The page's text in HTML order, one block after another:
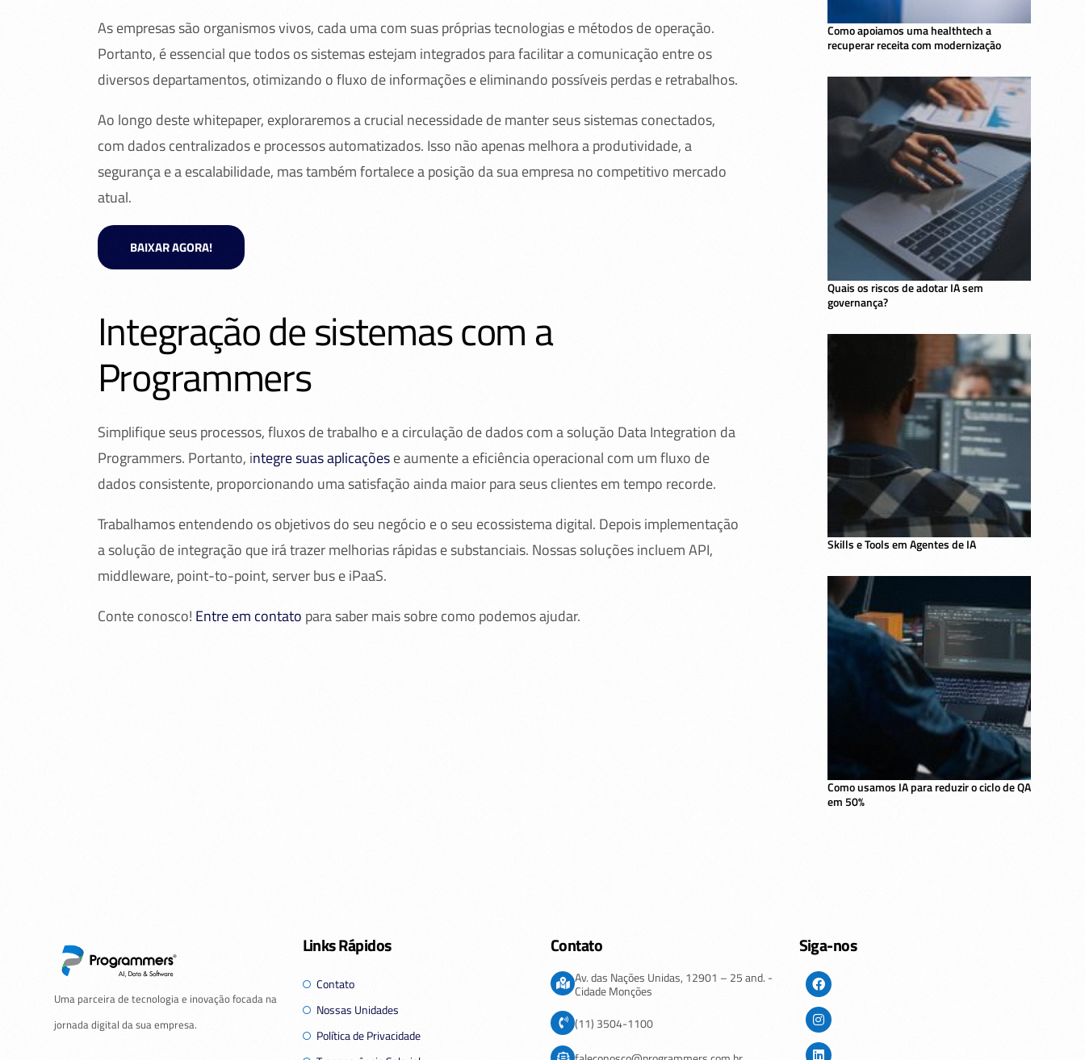
As empresas são organismos vivos, cada uma com suas próprias tecnologias e métodos de operação.
Portanto, é essencial que todos os sistemas estejam integrados para facilitar a comunicação entre os
diversos departamentos, otimizando o fluxo de informações e eliminando possíveis perdas e retrabalhos.
Ao longo deste whitepaper, exploraremos a crucial necessidade de manter seus sistemas conectados,
com dados centralizados e processos automatizados. Isso não apenas melhora a produtividade, a
segurança e a escalabilidade, mas também fortalece a posição da sua empresa no competitivo mercado
atual.
BAIXAR AGORA!
Integração de sistemas com a
Programmers
Simplifique seus processos, fluxos de trabalho e a circulação de dados com a solução Data Integration da
Programmers. Portanto, integre suas aplicaçõese aumente a eficiência operacional com um fluxo de
dados consistente, proporcionando uma satisfação ainda maior para seus clientes em tempo recorde.
Trabalhamos entendendo os objetivos do seu negócio e o seu ecossistema digital. Depois implementação
a solução de integração que irá trazer melhorias rápidas e substanciais. Nossas soluções incluem API,
middleware, point-to-point, server bus e iPaaS.
Conte conosco! Entre em contato para saber mais sobre como podemos ajudar.
Como apoiamos uma healthtech a
recuperar receita com modernização
Quais os riscos de adotar IA sem
governança?
Skills e Tools em Agentes de IA
Como usamos IA para reduzir o ciclo de QA
em 50%
Uma parceira de tecnologia e inovação focada na
jornada digital da sua empresa.
Links Rápidos
Contato
Nossas Unidades
Política de Privacidade
Contato
Av. das Nações Unidas, 12901 – 25 and. -
Cidade Monções
(11) 3504-1100
Siga-nos